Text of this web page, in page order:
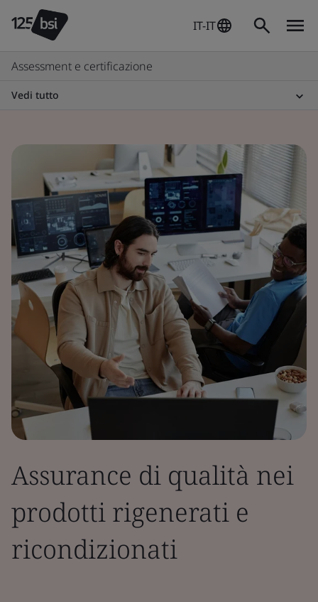
IT-IT
Assessment e certificazione
Vedi tutto
Assurance di qualità nei
prodotti rigenerati e
ricondizionati